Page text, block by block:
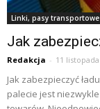
Linki, pasy
Jak
Redakcja - 11
Jak zabezpieczyć
palecie jest